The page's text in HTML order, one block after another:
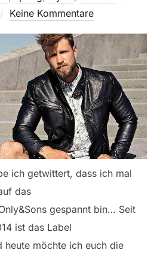
Keine Kommentare
ich getwittert, dass ich mal
das
gespannt bin… Seit
ist das Label
heute möchte ich euch die